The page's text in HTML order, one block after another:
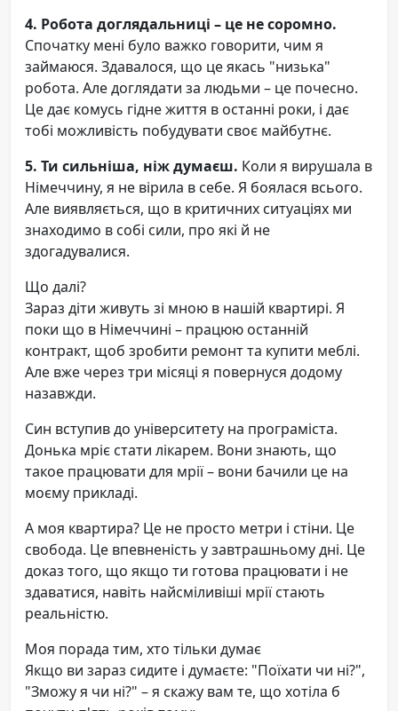
4. Робота доглядальниці – це не соромно.
Спочатку мені було важко говорити, чим я
займаюся. Здавалося, що це якась "низька"
робота. Але доглядати за людьми – це почесно.
Це дає комусь гідне життя в останні роки, і дає
тобі можливість побудувати своє майбутнє.
5. Ти сильніша, ніж думаєш. Коли я вирушала в
Німеччину, я не вірила в себе. Я боялася всього.
Але виявляється, що в критичних ситуаціях ми
знаходимо в собі сили, про які й не
здогадувалися.
Що далі?
Зараз діти живуть зі мною в нашій квартирі. Я
поки що в Німеччині – працюю останній
контракт, щоб зробити ремонт та купити меблі.
Але вже через три місяці я повернуся додому
назавжди.
Син вступив до університету на програміста.
Донька мріє стати лікарем. Вони знають, що
такое працювати для мрії – вони бачили це на
моєму прикладі.
А моя квартира? Це не просто метри і стіни. Це
свобода. Це впевненість у завтрашньому дні. Це
доказ того, що якщо ти готова працювати і не
здаватися, навіть найсміливіші мрії стають
реальністю.
Моя порада тим, хто тільки думає
Якщо ви зараз сидите і думаєте: "Поїхати чи ні?",
"Зможу я чи ні?" – я скажу вам те, що хотіла б